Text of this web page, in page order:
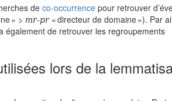
de co-occurrence pour retrouver
» > mr-pr« directeur de domaine »). Par
également de retrouver les regroupements
lors de la